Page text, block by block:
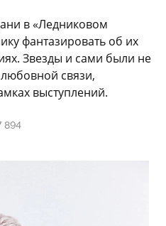
в «Ледниковом
фантазировать об их
Звезды и сами были не
связи,
выступлений.
894